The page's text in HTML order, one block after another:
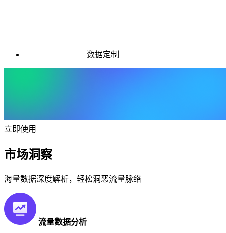
数据定制
立即使用
市场洞察
海量数据深度解析，轻松洞恶流量脉络
流量数据分析